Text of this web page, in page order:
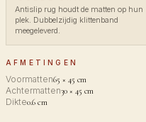
Antislip rug houdt de matten op hun
plek. Dubbelzijdig klittenband
meegeleverd.
AFMETINGEN
Voormatten65 × 45 cm
Achtermatten30 × 45 cm
Dikte0.6 cm